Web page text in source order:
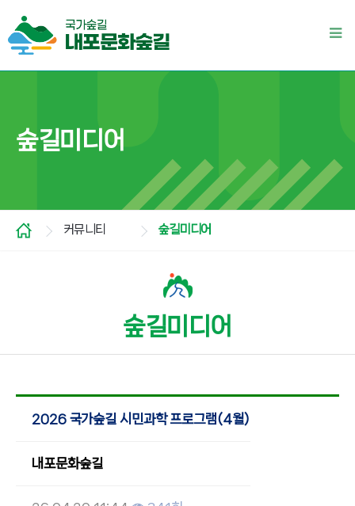
숲길미디어
커뮤니티 숲길미디어
숲길미디어
2026 국가숲길 시민과학 프로그램(4월)
내포문화숲길